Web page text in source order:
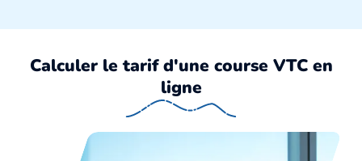
Calculer le tarif d'une course VTC en
ligne